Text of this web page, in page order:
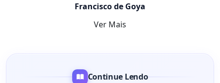
Francisco de Goya
Ver Mais
Continue Lendo